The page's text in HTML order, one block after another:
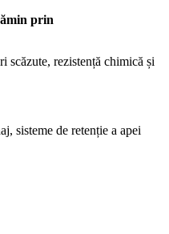
prin
scăzute, rezistență chimică și
sisteme de retenție a apei